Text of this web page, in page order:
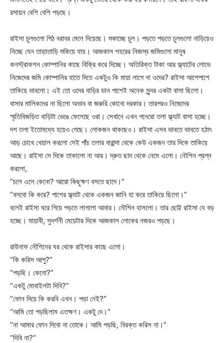
রসায়ন বেশি বেশি পড়ছে।
রাইসা চুলগুলো পিঠ বরাবর মেলে দিয়েছে। শুকাচ্ছে চুল। পড়তে পড়তে চুলগুলো নাড়িয়েও
নিচ্ছে যেন তাড়াতাড়ি শুকিয়ে যায়। আজকাল শহরের নিজস্ব জমিগুলো মানুষ
কনস্ট্রাকশন কোম্পানির কাছে বিক্রি করে দিচ্ছে। অতিরিক্ত টাকা আর ফ্ল্যাটের লোভে
নিজেদের জমি কোম্পানির হাতে দিতে একটুও কি মায়া লাগে না ওদের? রাইসা আশেপাশে
তাকিয়ে ভাবলো। এই তো ওদের বাড়ির ডান পাশেই অনেক সুন্দর একটা বাসা ছিলো।
বাসার মালিকদের না ছিলো অভাব বা জরুরি কোনো দরকার। তারপরও নিজেদের
স্মৃতিবিজড়িত বাড়িটা ভেঙে ফেলেছে ওরা। সেখানে এখন পনেরো তলা ফ্ল্যাট বাসা হচ্ছে।
দশ তলা ইতোমধ্যে হয়েও গেছে। লোকজন থাকছেও। রাইসা এসব ভাবতে ভাবতে হঠাৎ
আড় চোখে খেয়াল করলো সেই পাঁচ তলার বারান্দা থেকে কেউ একজন তার দিকে তাকিয়ে
আছে। রাইসা সে দিকে তাকালো না আর। দ্রুত ছাদ থেকে নেমে এলো। নৌশিন প্রশ্ন
করলো,
“চলে এলে কেনো? আরো কিছুক্ষণ বসতে ছাদে।”
“বসবো কি করে? পাশের ফ্ল্যাট থেকে একজন জানি হা করে তাকিয়ে ছিলো।”
বলেই রাইসা ঘরে গিয়ে পড়তে লাগলো আবার। নৌশিন হাসলো। তার ছোট্ট রাইসা যে বড়
হচ্ছে। মায়াবী, সুদর্শনী মেয়েটার দিকে আজকাল লোকের নজরও পড়ছে।
রাউনাফ নৌশিনের ঘর থেকে রাইসার কাছে এলো।
“কি করিস আপু?”
“পড়ছি। কেনো?”
“একটু মোবাইলটা দিবি?”
“ফোন দিয়ে কি করবি এখন। পড়া নেই?”
“আমি তো পড়ছিলাম এতক্ষণ। একটু দে।”
“না আমার ফোন দিবো না তোকে। আমি পড়ছি, বিরক্ত করিস না।”
“দিবি না?”